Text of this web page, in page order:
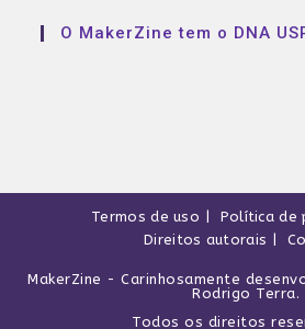
O MakerZine tem o DNA
Termos de uso
Política de
Direitos autorais
MakerZine - Carinhosamente
Rodrigo Terra.
Todos os direitos